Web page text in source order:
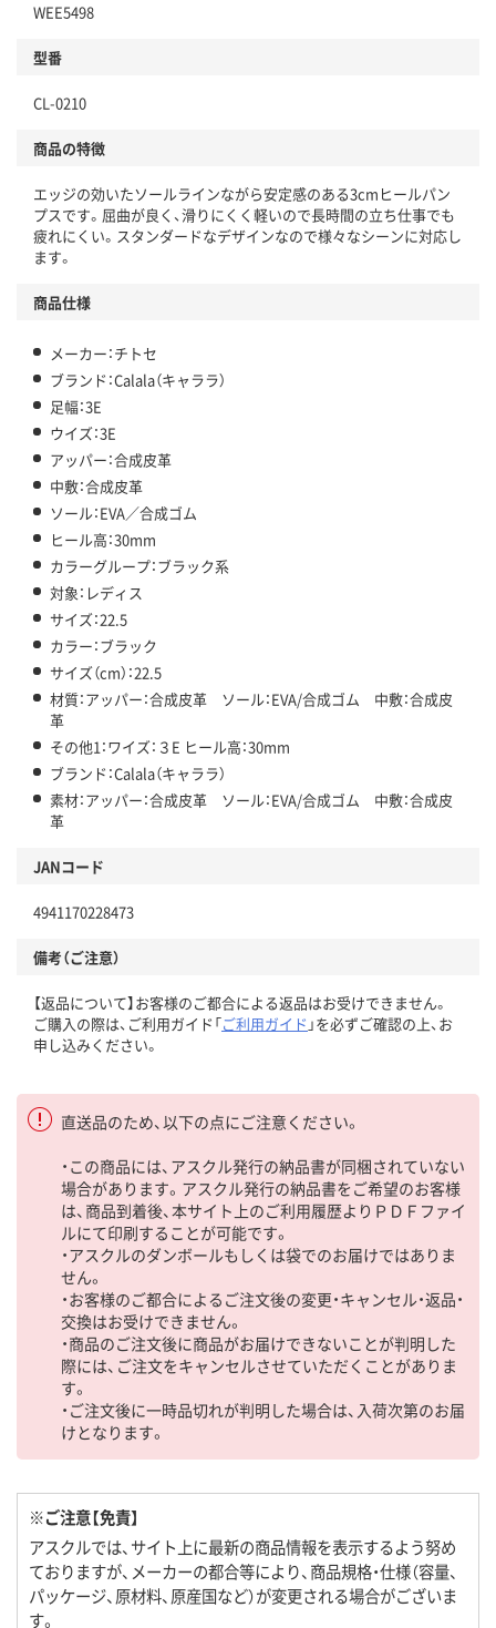
WEE5498
型番
CL-0210
商品の特徴
エッジの効いたソールラインながら安定感のある3cmヒールパン
プスです。屈曲が良く、滑りにくく軽いので長時間の立ち仕事でも
疲れにくい。スタンダードなデザインなので様々なシーンに対応し
ます。
商品仕様
メーカー：チトセ
ブランド：Calala（キャララ）
足幅：3E
ウイズ：3E
アッパー：合成皮革
中敷：合成皮革
ソール：EVA／合成ゴム
ヒール高：30mm
カラーグループ：ブラック系
対象：レディス
サイズ：22.5
カラー：ブラック
サイズ（cm）：22.5
材質：アッパー：合成皮革 ソール：EVA/合成ゴム 中敷：合成皮
革
その他1：ワイズ：３E ヒール高：30mm
ブランド：Calala（キャララ）
素材：アッパー：合成皮革 ソール：EVA/合成ゴム 中敷：合成皮
革
JANコード
4941170228473
備考（ご注意）
【返品について】お客様のご都合による返品はお受けできません。
ご購入の際は、ご利用ガイド「ご利用ガイド 」を必ずご確認の上、お
申し込みください。
直送品のため、以下の点にご注意ください。
・この商品には、アスクル発行の納品書が同梱されていない
場合があります。アスクル発行の納品書をご希望のお客様
は、商品到着後、本サイト上のご利用履歴よりＰＤＦファイ
ルにて印刷することが可能です。
・アスクルのダンボールもしくは袋でのお届けではありま
せん。
・お客様のご都合によるご注文後の変更・キャンセル・返品・
交換はお受けできません。
・商品のご注文後に商品がお届けできないことが判明した
際には、ご注文をキャンセルさせていただくことがありま
す。
・ご注文後に一時品切れが判明した場合は、入荷次第のお届
けとなります。
※ご注意【免責】
アスクルでは、サイト上に最新の商品情報を表示するよう努め
ておりますが、メーカーの都合等により、商品規格・仕様（容量、
パッケージ、原材料、原産国など）が変更される場合がございま
す。